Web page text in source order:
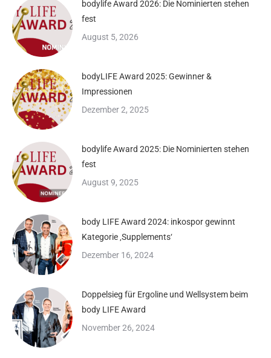
bodylife Award 2026: Die Nominierten stehen
fest
August 5, 2026
bodyLIFE Award 2025: Gewinner &
Impressionen
Dezember 2, 2025
bodylife Award 2025: Die Nominierten stehen
fest
August 9, 2025
body LIFE Award 2024: inkospor gewinnt
Kategorie ‚Supplements‘
Dezember 16, 2024
Doppelsieg für Ergoline und Wellsystem beim
body LIFE Award
November 26, 2024